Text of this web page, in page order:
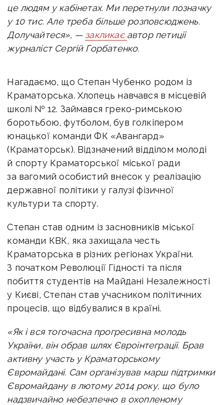
це людям у кабінетах. Ми перетнули позначку
у 10 тис. Але треба більше розповсюджень.
Долучайтеся», — закликає автор петиції
журналіст Сергій Горбатенко.
Нагадаємо, що Степан Чубенко родом із
Краматорська. Хлопець навчався в місцевій
школі № 12. Займався греко-римською
боротьбою, футболом, був голкіпером
юнацької команди ФК «Авангард»
(Краматорськ). Відзначений відділом молоді
й спорту Краматорської міської ради
за вагомий особистий внесок у реалізацію
державної політики у галузі фізичної
культури та спорту.
Степан став одним із засновників міської
команди КВК, яка захищала честь
Краматорська в різних регіонах України.
З початком Революції Гідності та після
побиття студентів на Майдані Незалежності
у Києві, Степан став учасником політичних
процесів, що відбувалися в країні.
«Як і вся тогочасна прогресивна молодь
України, він обрав шлях Євроінтеграції. Брав
активну участь у Краматорському
Євромайдані. Сам організував марш підтримки
Євромайдану в лютому 2014 року, що було
надзвичайно небезпечно в охопленому